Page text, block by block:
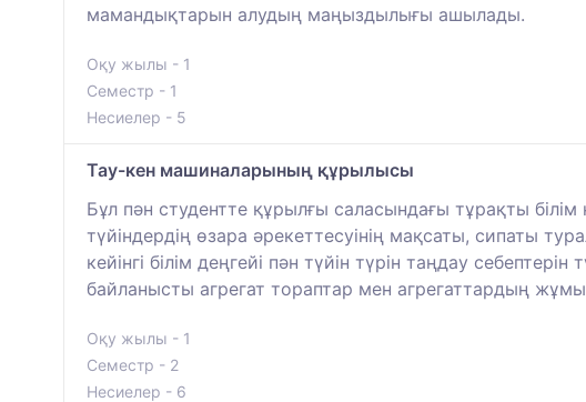
мамандықтарын алудың маңыздылығы ашылады.
Оқу жылы - 1
Семестр - 1
Несиелер - 5
Тау-кен машиналарының құрылысы
Бұл пән студентте құрылғы саласындағы тұрақты
түйіндердің өзара әрекеттесуінің мақсаты, сипаты
кейінгі білім деңгейі пән түйін түрін таңдау
байланысты агрегат тораптар мен агрегаттардың
Оқу жылы - 1
Семестр - 2
Несиелер - 6